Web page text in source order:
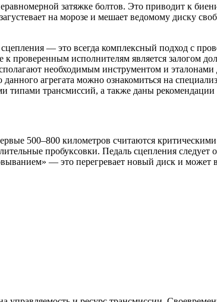
затяжке болтов. Это приводит к
на морозе и мешает ведомому диску
— это всегда комплексный подход с
проверенным исполнителям является залогом
необходимым инструментом и
агрегата можно ознакомиться на
типами трансмиссий, а также даны
500–800 километров считаются
пробуксовки. Педаль сцепления следует
— это перегревает новый диск и может